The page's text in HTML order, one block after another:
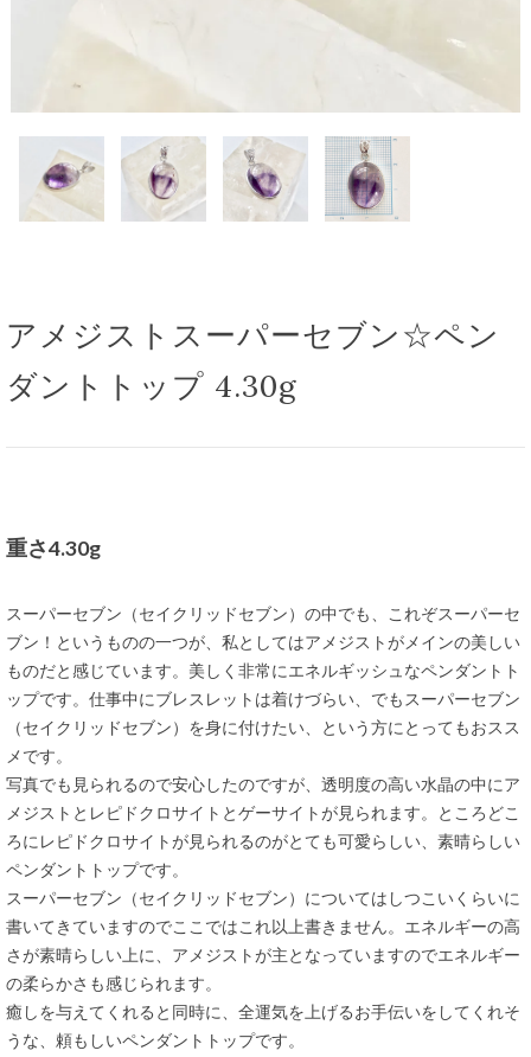
アメジストスーパーセブン☆ペン
ダントトップ 4.30g
重さ4.30g
スーパーセブン（セイクリッドセブン）の中でも、これぞスーパーセ
ブン！というものの一つが、私としてはアメジストがメインの美しい
ものだと感じています。美しく非常にエネルギッシュなペンダントト
ップです。仕事中にブレスレットは着けづらい、でもスーパーセブン
（セイクリッドセブン）を身に付けたい、という方にとってもおスス
メです。
写真でも見られるので安心したのですが、透明度の高い水晶の中にア
メジストとレピドクロサイトとゲーサイトが見られます。ところどこ
ろにレピドクロサイトが見られるのがとても可愛らしい、素晴らしい
ペンダントトップです。
スーパーセブン（セイクリッドセブン）についてはしつこいくらいに
書いてきていますのでここではこれ以上書きません。エネルギーの高
さが素晴らしい上に、アメジストが主となっていますのでエネルギー
の柔らかさも感じられます。
癒しを与えてくれると同時に、全運気を上げるお手伝いをしてくれそ
うな、頼もしいペンダントトップです。